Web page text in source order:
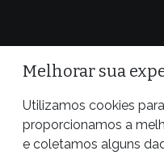
Melhorar sua
Utilizamos cookies
proporcionamos a
e coletamos alguns